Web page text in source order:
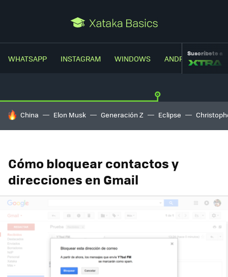
WHATSAPP INSTAGRAM WINDOWS ANDROIDSuscríbete a
HOY SE HABLA DE
China Elon Musk Generación Z Eclipse
Cómo bloquear contactos y
direcciones en Gmail